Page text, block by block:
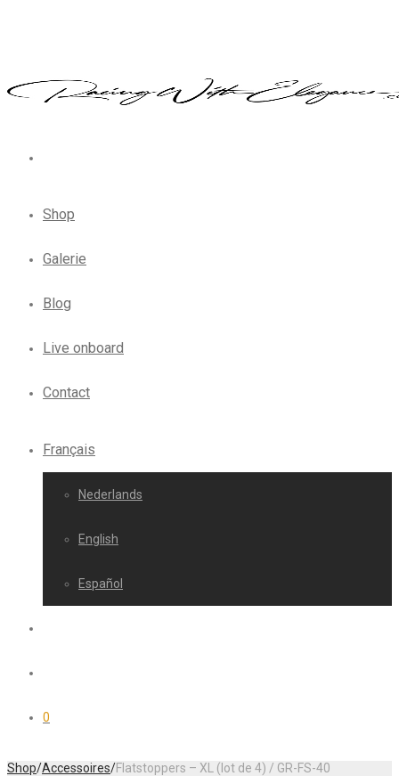
Shop
Galerie
Blog
Live onboard
Contact
Français
Nederlands
English
Español
0
Shop/Accessoires/Flatstoppers – XL (lot de 4) / GR-FS-40